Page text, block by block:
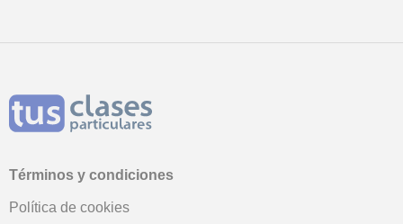
Términos y condiciones
Política de cookies